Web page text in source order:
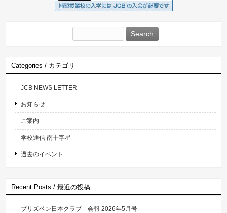
for:
Categories / カテゴリ
JCB NEWS LETTER
お知らせ
ご案内
学校通信 南十字星
過去のイベント
Recent Posts / 最近の投稿
ブリズベン日本クラブ 会報 2026年5月号